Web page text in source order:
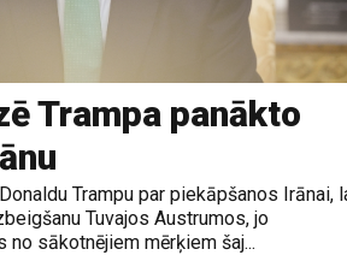
Trampa panākto
Trampu par piekāpšanos Irānai,
Tuvajos Austrumos, jo
sākotnējiem mērķiem šaj...